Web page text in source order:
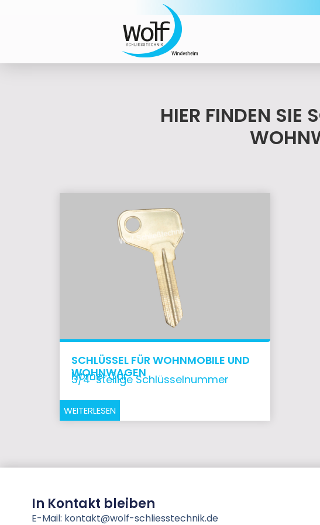
HIER FINDEN SIE
SCHLÜSSEL FÜR WOHNMOBILE UND
WOHNWAGEN
Home-Car
3/4-stellige Schlüsselnummer
WEITERLESEN
In Kontakt bleiben
E-Mail: kontakt@wolf-schliesstechnik.de